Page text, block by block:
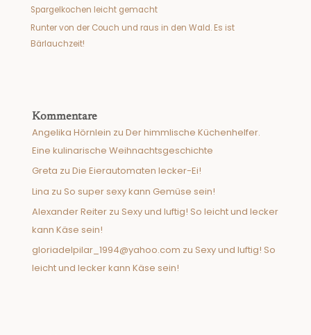
Spargelkochen leicht gemacht
Runter von der Couch und raus in den Wald. Es ist
Bärlauchzeit!
Kommentare
Angelika Hörnlein zu Der himmlische Küchenhelfer.
Eine kulinarische Weihnachtsgeschichte
Greta zu Die Eierautomaten lecker-Ei!
Lina zu So super sexy kann Gemüse sein!
Alexander Reiter zu Sexy und luftig! So leicht und lecker
kann Käse sein!
gloriadelpilar_1994@yahoo.com zu Sexy und luftig! So
leicht und lecker kann Käse sein!